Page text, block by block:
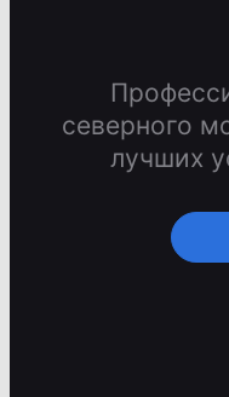
северного
лучших